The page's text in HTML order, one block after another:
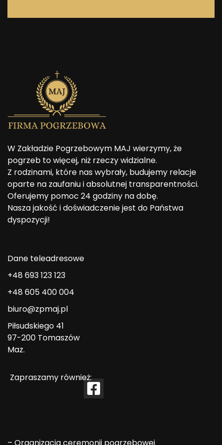
W Zakładzie Pogrzebowym MAJ wierzymy, że
pogrzeb to więcej, niż rzeczy widzialne.
Z rodzinami, które nas wybrały, budujemy relacje
oparte na zaufaniu i absolutnej transparentności.
Oferujemy pomoc 24 godziny na dobę.
Nasza jakość i doświadczenie jest do Państwa
dyspozycji!
Dane teleadresowe
+48 693 123 123
+48 605 400 004
biuro@zpmaj.pl
Piłsudskiego 41
97-200 Tomaszów
Maz.
Zapraszamy również: